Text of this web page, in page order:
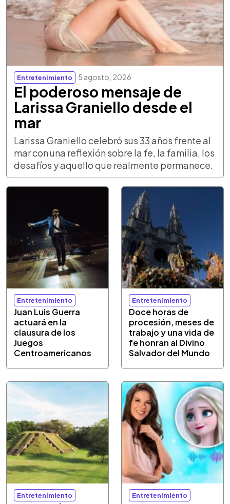
Entretenimiento 5 agosto, 2026
El poderoso mensaje de
Larissa Graniello desde el
mar
Larissa Graniello celebró sus 33 años frente al
mar con una reflexión sobre la fe, la familia, los
desafíos y aquello que realmente permanece.
Entretenimiento
Juan Luis Guerra
actuará en la
clausura de los
Juegos
Centroamericanos
Entretenimiento
Doce horas de
procesión, meses de
trabajo y una vida de
fe honran al Divino
Salvador del Mundo
Entretenimiento Entretenimiento